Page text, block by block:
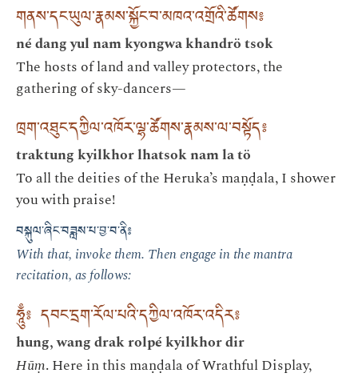
གནས་དང་ཡུལ་རྣམས་སྐྱོང་བ་མཁའ་འགྲོའི་ཚོགས༔
né dang yul nam kyongwa khandrö tsok
The hosts of land and valley protectors, the
gathering of sky-dancers—
ཁྲག་འཐུང་དཀྱིལ་འཁོར་ལྷ་ཚོགས་རྣམས་ལ་བསྟོད༔
traktung kyilkhor lhatsok nam la tö
To all the deities of the Heruka’s maṇḍala, I shower
you with praise!
བསྐུལ་ཞིང་བཟླས་པ་བྱ་བ་ནི༔
With that, invoke them. Then engage in the mantra
recitation, as follows:
ཧཱུྃ༔ དབང་དྲག་རོལ་པའི་དཀྱིལ་འཁོར་འདིར༔
hung, wang drak rolpé kyilkhor dir
Hūṃ. Here in this maṇḍala of Wrathful Display,